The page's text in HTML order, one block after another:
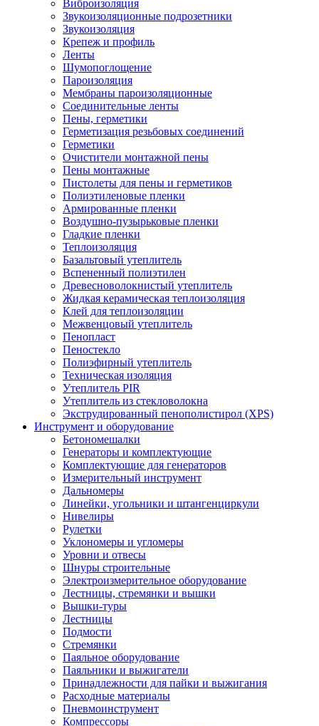
Виброизоляция
Звукоизоляционные подрозетники
Звукоизоляция
Крепеж и профиль
Ленты
Шумопоглощение
Пароизоляция
Мембраны пароизоляционные
Соединительные ленты
Пены, герметики
Герметизация резьбовых соединений
Герметики
Очистители монтажной пены
Пены монтажные
Пистолеты для пены и герметиков
Полиэтиленовые пленки
Армированные пленки
Воздушно-пузырьковые пленки
Гладкие пленки
Теплоизоляция
Базальтовый утеплитель
Вспененный полиэтилен
Древесноволокнистый утеплитель
Жидкая керамическая теплоизоляция
Клей для теплоизоляции
Межвенцовый утеплитель
Пенопласт
Пеностекло
Полиэфирный утеплитель
Техническая изоляция
Утеплитель PIR
Утеплитель из стекловолокна
Экструдированный пенополистирол (XPS)
Инструмент и оборудование
Бетономешалки
Генераторы и комплектующие
Комплектующие для генераторов
Измерительный инструмент
Дальномеры
Линейки, угольники и штангенциркули
Нивелиры
Рулетки
Уклономеры и угломеры
Уровни и отвесы
Шнуры строительные
Электроизмерительное оборудование
Лестницы, стремянки и вышки
Вышки-туры
Лестницы
Подмости
Стремянки
Паяльное оборудование
Паяльники и выжигатели
Принадлежности для пайки и выжигания
Расходные материалы
Пневмоинструмент
Компрессоры